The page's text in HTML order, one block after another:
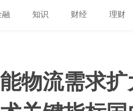
融 知识 财经 理财
物流需求